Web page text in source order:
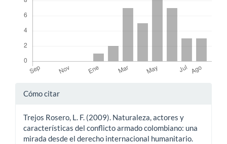
Detalles
artículo
Cómo citar
Trejos Rosero, L. F. (2009). Naturaleza, actores y
características del conflicto armado colombiano: una
mirada desde el derecho internacional humanitario.